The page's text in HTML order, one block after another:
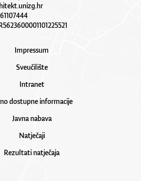
Impressum
Sveučilište
Intranet
dostupne informacije
Javna nabava
Natječaji
Rezultati natječaja